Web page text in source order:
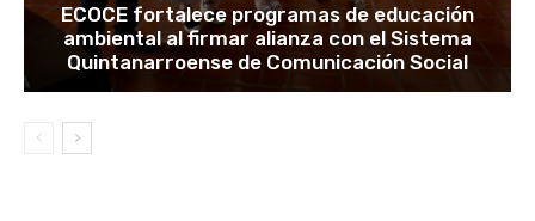
ECOCE fortalece programas de educación
ambiental al firmar alianza con el Sistema
Quintanarroense de Comunicación Social